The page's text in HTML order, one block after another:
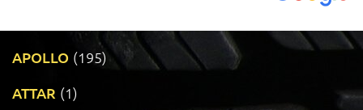
APOLLO (195)
ATTAR (1)